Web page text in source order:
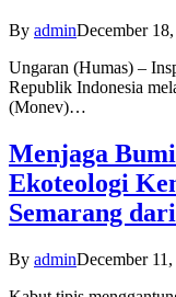
By adminDecember
Ungaran (Humas) –
Republik Indonesia
(Monev)…
Menjaga
Ekoteologi
Semarang
By adminDecember